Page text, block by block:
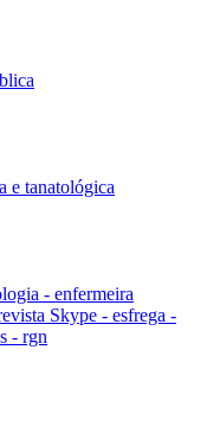
e tanatológica
- enfermeira
Skype - esfrega -
- rgn